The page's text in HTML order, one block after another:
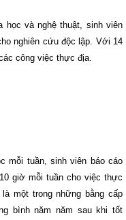
học và nghệ thuật, sinh viên
nghiên cứu độc lập. Với 14
công việc thực địa.
mỗi tuần, sinh viên báo cáo
giờ mỗi tuần cho việc thực
một trong những bằng cấp
bình năm năm sau khi tốt